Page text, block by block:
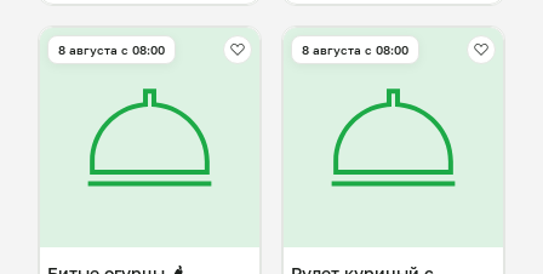
8 августа с 08:00 8 августа с 08:00